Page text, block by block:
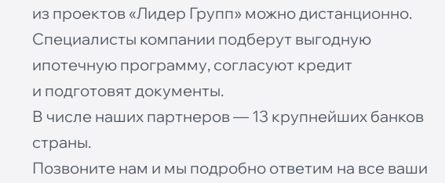
из проектов «Лидер Групп» можно дистанционно.
Специалисты компании подберут выгодную
ипотечную программу, согласуют кредит
и подготовят документы.
В числе наших партнеров — 13 крупнейших банков
страны.
Позвоните нам и мы подробно ответим на все ваши